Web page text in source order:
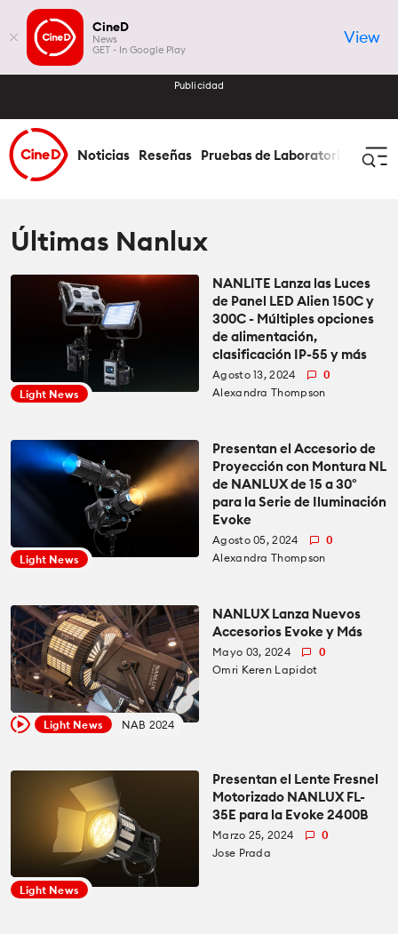
CineD
News
GET - In Google Play
View
Publicidad
Noticias Reseñas Pruebas de Laboratorio
Iniciar Sesión
Noticias
Todas las Noticias
Industria
Lentes
Accesorios
Audio
Software
Reseñas
Todas las Reseñas
Lentes
Accesorios
Audio
Software
Pruebas de Laboratorio
Cómo se Hace
Education for Filmmakers
English Español
CineD Channels
Últimas Nanlux
Light News
NANLITE Lanza las Luces
de Panel LED Alien 150C y
300C - Múltiples opciones
de alimentación,
clasificación IP-55 y más
Agosto 13, 2024
0
Alexandra Thompson
Light News
Presentan el Accesorio de
Proyección con Montura NL
de NANLUX de 15 a 30°
para la Serie de Iluminación
Evoke
Agosto 05, 2024
0
Alexandra Thompson
Light News NAB 2024
NANLUX Lanza Nuevos
Accesorios Evoke y Más
Mayo 03, 2024
0
Omri Keren Lapidot
Light News
Presentan el Lente Fresnel
Motorizado NANLUX FL-
35E para la Evoke 2400B
Marzo 25, 2024
0
Jose Prada